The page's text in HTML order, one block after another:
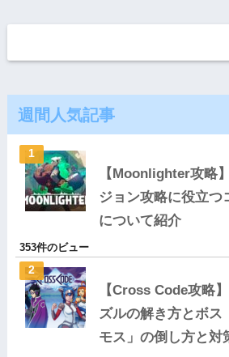
週間人気記事
【Moonlighter攻略
ジョン攻略に役立つ
について紹介
353件のビュー
【Cross Code攻略
ズルの解き方とボス
モス」の倒し方と対